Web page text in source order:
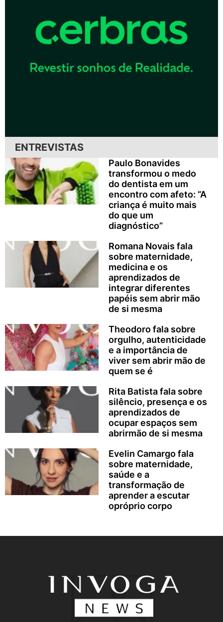
ENTREVISTAS
Paulo Bonavides
transformou o medo
do dentista em um
encontro com afeto: “A
criança é muito mais
do que um
diagnóstico”
Romana Novais fala
sobre maternidade,
medicina e os
aprendizados de
integrar diferentes
papéis sem abrir mão
de si mesma
Theodoro fala sobre
orgulho, autenticidade
e a importância de
viver sem abrir mão de
quem se é
Rita Batista fala sobre
silêncio, presença e os
aprendizados de
ocupar espaços sem
abrirmão de si mesma
Evelin Camargo fala
sobre maternidade,
saúde e a
transformação de
aprender a escutar
opróprio corpo